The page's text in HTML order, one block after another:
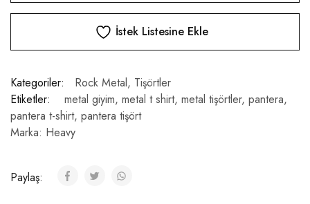
İstek Listesine Ekle
Kategoriler: Rock Metal, Tişörtler
Etiketler:
metal giyim, metal t shirt, metal tişörtler, pantera,
pantera t-shirt, pantera tişört
Marka: Heavy
Paylaş: